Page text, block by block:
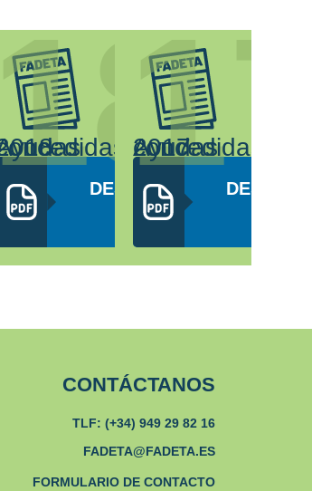
PDF
concedidas 2018
DESCARGAR
PDF
Ayudas concedidas 2017
CONTÁCTANOS
TLF: (+34) 949 29 82 16
FADETA@FADETA.ES
FORMULARIO DE CONTACTO